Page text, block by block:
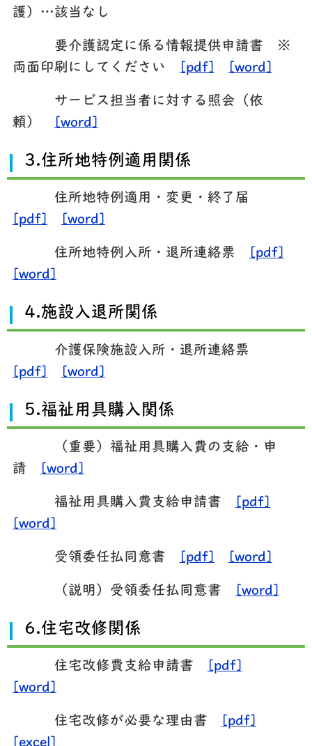
護）…該当なし
要介護認定に係る情報提供申請書 ※
両面印刷にしてください
[pdf] [word]
サービス担当者に対する照会（依
頼）
[word]
3.住所地特例適用関係
住所地特例適用・変更・終了届
[pdf]
[word]
住所地特例入所・退所連絡票
[pdf]
[word]
4.施設入退所関係
介護保険施設入所・退所連絡票
[pdf]
[word]
5.福祉用具購入関係
（重要）福祉用具購入費の支給・申
請
[word]
福祉用具購入費支給申請書
[pdf]
[word]
受領委任払同意書 [pdf] [word]
（説明）受領委任払同意書 [word]
6.住宅改修関係
住宅改修費支給申請書
[pdf]
[word]
住宅改修が必要な理由書
[pdf]
[excel]